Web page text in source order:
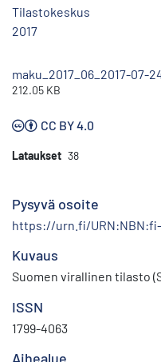
Tilastokeskus
2017
maku_2017_06_2017-07-
212.05 KB
CC BY 4.0
Lataukset 38
Pysyvä osoite
https://urn.fi/URN:NBN:fi-
Kuvaus
Suomen virallinen tilasto
ISSN
1799-4063
Aihealue